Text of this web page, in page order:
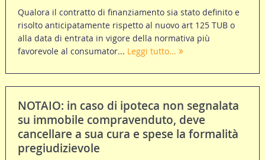
Qualora il contratto di finanziamento sia stato definito e
risolto anticipatamente rispetto al nuovo art 125 TUB o
alla data di entrata in vigore della normativa più
favorevole al consumator... Leggi tutto...
NOTAIO: in caso di ipoteca non segnalata
su immobile compravenduto, deve
cancellare a sua cura e spese la formalità
pregiudizievole